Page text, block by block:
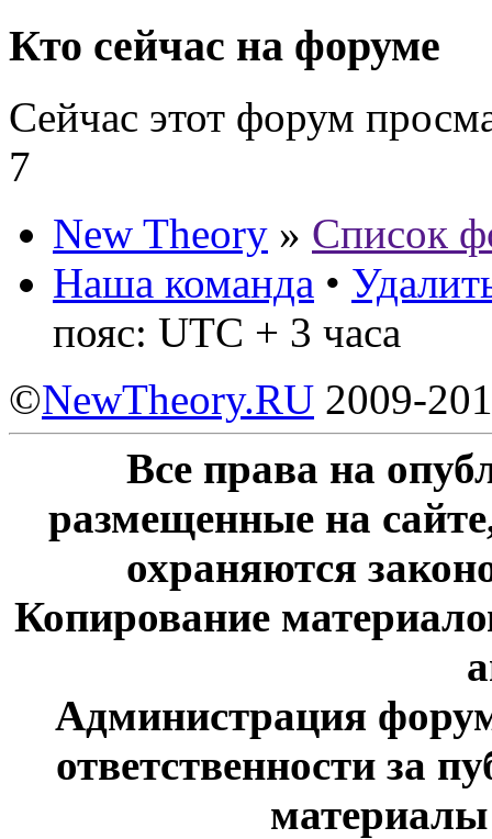
Кто сейчас на форуме
Сейчас этот форум
7
New Theory » Список
Наша команда •
пояс: UTC + 3 часа
©NewTheory.RU 2009-
Все права на
размещенные на
охраняются
Копирование
Администрация
ответственности за